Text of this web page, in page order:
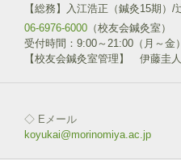
【総務】入江浩正（鍼灸15期）/
06-6976-6000 （校友会鍼灸室）
受付時間：9:00～21:00（月～金
【校友会鍼灸室管理】 伊藤圭人
◇ Eメール
koyukai@morinomiya.ac.jp